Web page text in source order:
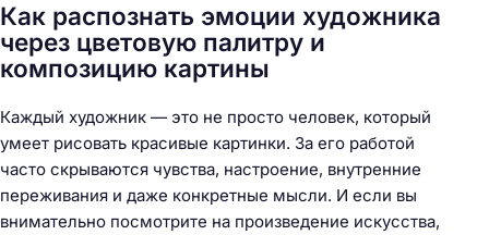
Как распознать эмоции художника
через цветовую палитру и
композицию картины
Каждый художник — это не просто человек, который
умеет рисовать красивые картинки. За его работой
часто скрываются чувства, настроение, внутренние
переживания и даже конкретные мысли. И если вы
внимательно посмотрите на произведение искусства,